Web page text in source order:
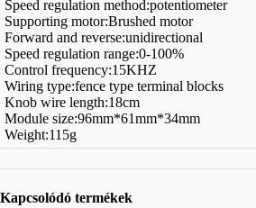
Speed regulation method:potentiometer
Supporting motor:Brushed motor
Forward and reverse:unidirectional
Speed regulation range:0-100%
Control frequency:15KHZ
Wiring type:fence type terminal blocks
Knob wire length:18cm
Module size:96mm*61mm*34mm
Weight:115g
Kapcsolódó termékek